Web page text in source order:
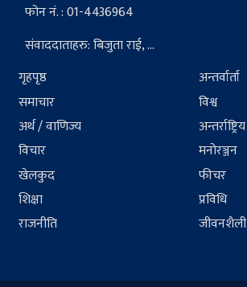
फोन नं. : 01-4436964
संवाददाताहरु: बिजुता राई, ...
गृहपृष्ठ
समाचार
अर्थ / वाणिज्य
विचार
खेलकुद
शिक्षा
राजनीति
अन्तर्वार्ता
विश्व
अन्तर्राष्ट्रिय
मनोरञ्जन
फीचर
प्रविधि
जीवनशैली